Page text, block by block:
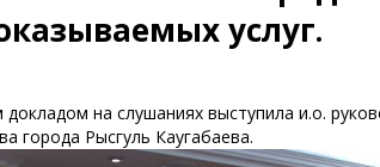
услуг.
на слушаниях выступила и.о.
города Рысгуль Каугабаева.